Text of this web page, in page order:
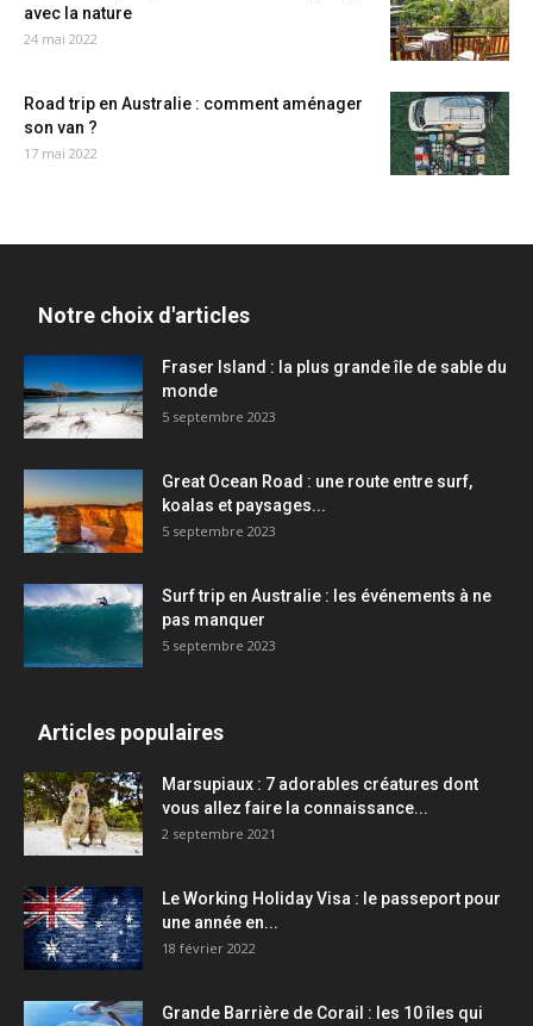
avec la nature
24 mai 2022
Road trip en Australie : comment aménager
son van ?
17 mai 2022
Notre choix d'articles
Fraser Island : la plus grande île de sable du
monde
5 septembre 2023
Great Ocean Road : une route entre surf,
koalas et paysages...
5 septembre 2023
Surf trip en Australie : les événements à ne
pas manquer
5 septembre 2023
Articles populaires
Marsupiaux : 7 adorables créatures dont
vous allez faire la connaissance...
2 septembre 2021
Le Working Holiday Visa : le passeport pour
une année en...
18 février 2022
Grande Barrière de Corail : les 10 îles qui